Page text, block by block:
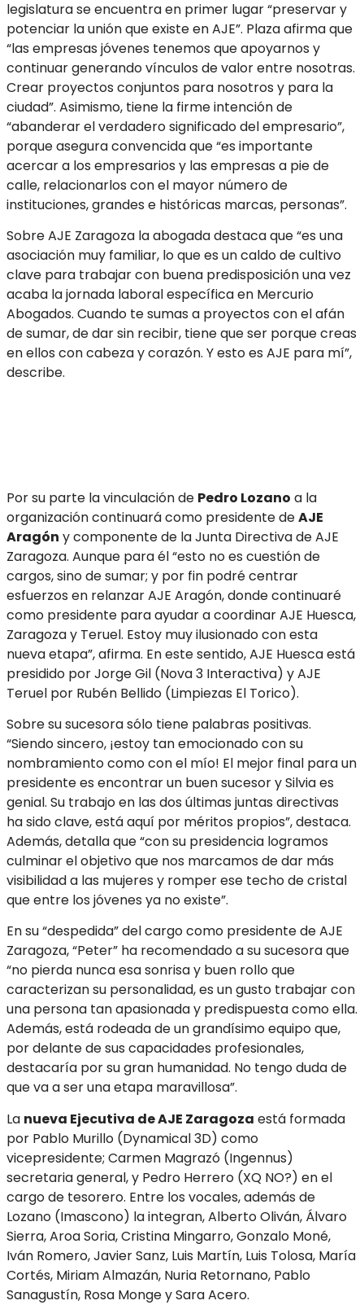
legislatura se encuentra en primer lugar “preservar y
potenciar la unión que existe en AJE”. Plaza afirma que
“las empresas jóvenes tenemos que apoyarnos y
continuar generando vínculos de valor entre nosotras.
Crear proyectos conjuntos para nosotros y para la
ciudad”. Asimismo, tiene la firme intención de
“abanderar el verdadero significado del empresario”,
porque asegura convencida que “es importante
acercar a los empresarios y las empresas a pie de
calle, relacionarlos con el mayor número de
instituciones, grandes e históricas marcas, personas”.
Sobre AJE Zaragoza la abogada destaca que “es una
asociación muy familiar, lo que es un caldo de cultivo
clave para trabajar con buena predisposición una vez
acaba la jornada laboral específica en Mercurio
Abogados. Cuando te sumas a proyectos con el afán
de sumar, de dar sin recibir, tiene que ser porque creas
en ellos con cabeza y corazón. Y esto es AJE para mí”,
describe.
Por su parte la vinculación de Pedro Lozano a la
organización continuará como presidente deAJE
Aragón y componente de la Junta Directiva de AJE
Zaragoza. Aunque para él “esto no es cuestión de
cargos, sino de sumar; y por fin podré centrar
esfuerzos en relanzar AJE Aragón, donde continuaré
como presidente para ayudar a coordinar AJE Huesca,
Zaragoza y Teruel. Estoy muy ilusionado con esta
nueva etapa”, afirma. En este sentido, AJE Huesca está
presidido por Jorge Gil (Nova 3 Interactiva) y AJE
Teruel por Rubén Bellido (Limpiezas El Torico).
Sobre su sucesora sólo tiene palabras positivas.
“Siendo sincero, ¡estoy tan emocionado con su
nombramiento como con el mío! El mejor final para un
presidente es encontrar un buen sucesor y Silvia es
genial. Su trabajo en las dos últimas juntas directivas
ha sido clave, está aquí por méritos propios”, destaca.
Además, detalla que “con su presidencia logramos
culminar el objetivo que nos marcamos de dar más
visibilidad a las mujeres y romper ese techo de cristal
que entre los jóvenes ya no existe”.
En su “despedida” del cargo como presidente de AJE
Zaragoza, “Peter” ha recomendado a su sucesora que
“no pierda nunca esa sonrisa y buen rollo que
caracterizan su personalidad, es un gusto trabajar con
una persona tan apasionada y predispuesta como ella.
Además, está rodeada de un grandísimo equipo que,
por delante de sus capacidades profesionales,
destacaría por su gran humanidad. No tengo duda de
que va a ser una etapa maravillosa”.
La nueva Ejecutiva de AJE Zaragoza está formada
por Pablo Murillo (Dynamical 3D) como
vicepresidente; Carmen Magrazó (Ingennus)
secretaria general, y Pedro Herrero (XQ NO?) en el
cargo de tesorero. Entre los vocales, además de
Lozano (Imascono) la integran, Alberto Oliván, Álvaro
Sierra, Aroa Soria, Cristina Mingarro, Gonzalo Moné,
Iván Romero, Javier Sanz, Luis Martín, Luis Tolosa, María
Cortés, Miriam Almazán, Nuria Retornano, Pablo
Sanagustín, Rosa Monge y Sara Acero.